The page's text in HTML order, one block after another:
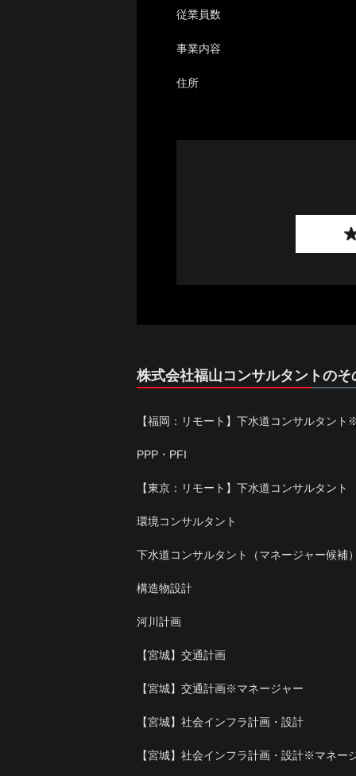
従業員数
事業内容
住所
株式会社福山コンサルタントのそ
【福岡：リモート】下水道コンサルタント
PPP・PFI
【東京：リモート】下水道コンサルタント
環境コンサルタント
下水道コンサルタント（マネージャー候補
構造物設計
河川計画
【宮城】交通計画
【宮城】交通計画※マネージャー
【宮城】社会インフラ計画・設計
【宮城】社会インフラ計画・設計※マネー